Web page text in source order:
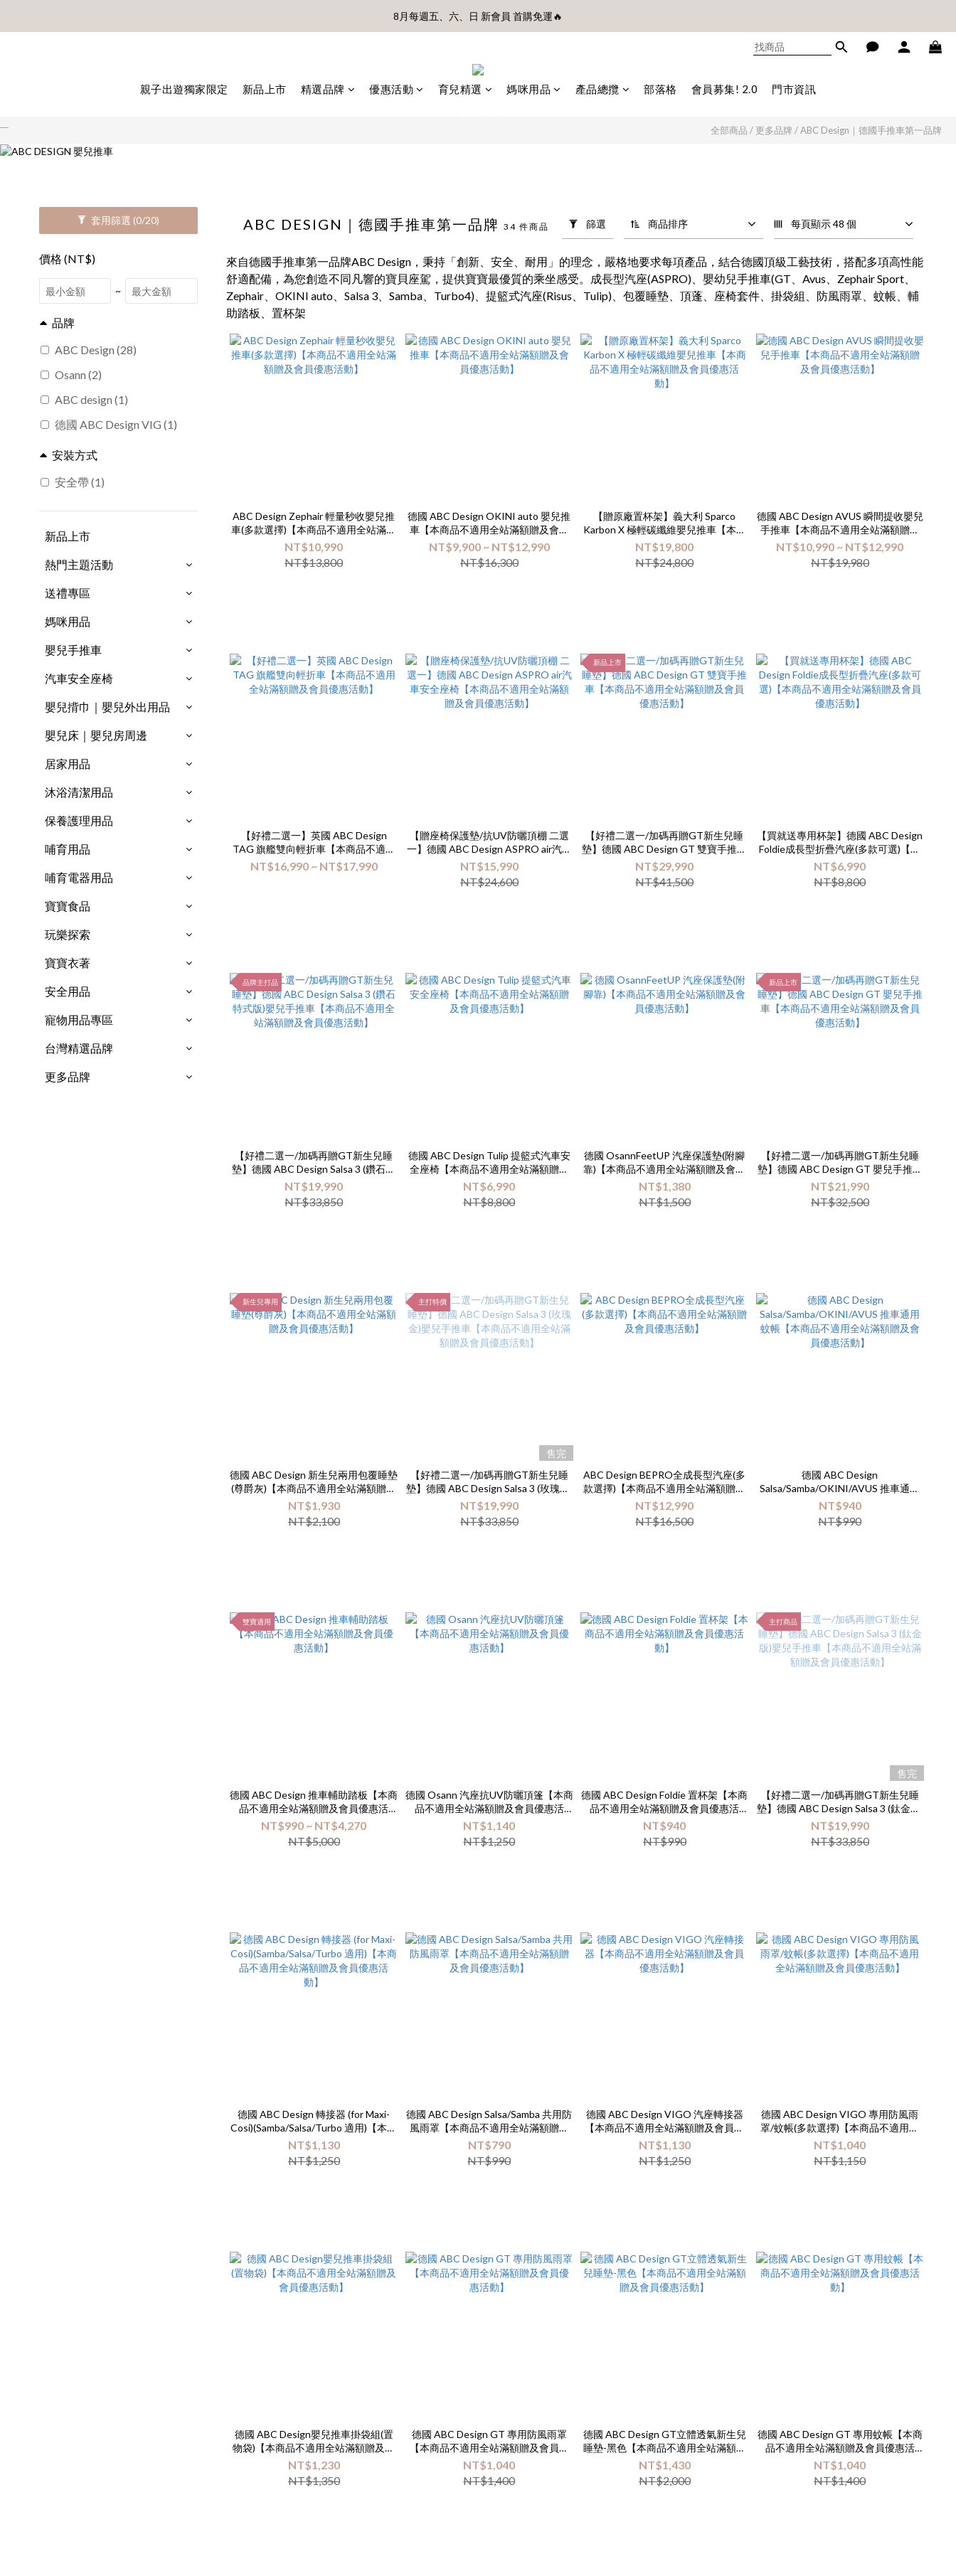
🎊8月底前、首購滿$3500贈UBMOM透明防水提袋 滿$6500贈Disney輕量摺疊椅(不累贈)🎊
🎊8月底前、首購滿$3500贈UBMOM透明防水提袋 滿$6500贈Disney輕量摺疊椅(不累贈)🎊
親子出遊獨家限定 新品上市 精選品牌 優惠活動 育兒精選 媽咪用品 產品總攬 部落格 會員募集! 2.0 門市資訊
全部商品 /更多品牌 /ABC Design｜德國手推車第一品牌
套用篩選 (0/20)
價格 (NT$)
~
品牌
ABC Design (28)
Osann (2)
ABC design (1)
德國 ABC Design VIG (1)
安裝方式
安全帶 (1)
新品上市
熱門主題活動
送禮專區
媽咪用品
嬰兒手推車
汽車安全座椅
嬰兒揹巾｜嬰兒外出用品
嬰兒床｜嬰兒房周邊
居家用品
沐浴清潔用品
保養護理用品
哺育用品
哺育電器用品
寶寶食品
玩樂探索
寶寶衣著
安全用品
寵物用品專區
台灣精選品牌
更多品牌
ABC DESIGN｜德國手推車第一品牌 34 件商品 篩選 商品排序 每頁顯示 48 個
來自德國手推車第一品牌ABC Design，秉持「創新、安全、耐用」的理念，嚴格地要求每項產品，結合德國頂級工藝技術，搭配多項高性能
舒適配備，為您創造不同凡響的寶貝座駕，提供寶寶最優質的乘坐感受。
成長型汽座(ASPRO)、嬰幼兒手推車(GT、Avus、Zephair Sport、
Zephair、OKINI auto、Salsa 3、Samba、Turbo4)、提籃式汽座(Risus、Tulip)、包覆睡墊、頂蓬、座椅套件、掛袋組、防風雨罩、蚊帳、輔
助踏板、置杯架
ABC Design Zephair 輕量秒收嬰兒推
車(多款選擇)【本商品不適用全站滿額
贈及會員優惠活動】
NT$10,990
NT$13,800
德國 ABC Design OKINI auto 嬰兒推
車【本商品不適用全站滿額贈及會員
優惠活動】
NT$9,900 ~ NT$12,990
NT$16,300
【贈原廠置杯架】義大利 Sparco
Karbon X 極輕碳纖維嬰兒推車【本商
品不適用全站滿額贈及會員優惠活
動】
NT$19,800
NT$24,800
德國 ABC Design AVUS 瞬間提收嬰兒
手推車【本商品不適用全站滿額贈及
會員優惠活動】
NT$10,990 ~ NT$12,990
NT$19,980
【好禮二選一】英國 ABC Design
TAG 旗艦雙向輕折車【本商品不適用
全站滿額贈及會員優惠活動】
NT$16,990 ~ NT$17,990
【贈座椅保護墊/抗UV防曬頂棚 二選
一】德國 ABC Design ASPRO air汽車
安全座椅【本商品不適用全站滿額贈
及會員優惠活動】
NT$15,990
NT$24,600
新品上市
【好禮二選一/加碼再贈GT新生兒睡
墊】德國 ABC Design GT 雙寶手推車
【本商品不適用全站滿額贈及會員優
惠活動】
NT$29,990
NT$41,500
【買就送專用杯架】德國 ABC Design
Foldie成長型折疊汽座(多款可選)【本
商品不適用全站滿額贈及會員優惠活
動】
NT$6,990
NT$8,800
品牌主打品
【好禮二選一/加碼再贈GT新生兒睡
墊】德國 ABC Design Salsa 3 (鑽石特
式版)嬰兒手推車【本商品不適用全站
滿額贈及會員優惠活動】
NT$19,990
NT$33,850
德國 ABC Design Tulip 提籃式汽車安
全座椅【本商品不適用全站滿額贈及
會員優惠活動】
NT$6,990
NT$8,800
德國 OsannFeetUP 汽座保護墊(附腳
靠)【本商品不適用全站滿額贈及會員
優惠活動】
NT$1,380
NT$1,500
新品上市
【好禮二選一/加碼再贈GT新生兒睡
墊】德國 ABC Design GT 嬰兒手推車
【本商品不適用全站滿額贈及會員優
惠活動】
NT$21,990
NT$32,500
新生兒專用
德國 ABC Design 新生兒兩用包覆睡墊
(尊爵灰)【本商品不適用全站滿額贈及
會員優惠活動】
NT$1,930
NT$2,100
主打特價
售完
【好禮二選一/加碼再贈GT新生兒睡
墊】德國 ABC Design Salsa 3 (玫瑰金)
嬰兒手推車【本商品不適用全站滿額
贈及會員優惠活動】
NT$19,990
NT$33,850
ABC Design BEPRO全成長型汽座(多
款選擇)【本商品不適用全站滿額贈及
會員優惠活動】
NT$12,990
NT$16,500
德國 ABC Design
Salsa/Samba/OKINI/AVUS 推車通用
蚊帳【本商品不適用全站滿額贈及會
員優惠活動】
NT$940
NT$990
雙寶適用
德國 ABC Design 推車輔助踏板【本商
品不適用全站滿額贈及會員優惠活
動】
NT$990 ~ NT$4,270
NT$5,000
德國 Osann 汽座抗UV防曬頂篷【本商
品不適用全站滿額贈及會員優惠活
動】
NT$1,140
NT$1,250
德國 ABC Design Foldie 置杯架【本商
品不適用全站滿額贈及會員優惠活
動】
NT$940
NT$990
主打商品
售完
【好禮二選一/加碼再贈GT新生兒睡
墊】德國 ABC Design Salsa 3 (鈦金版)
嬰兒手推車【本商品不適用全站滿額
贈及會員優惠活動】
NT$19,990
NT$33,850
德國 ABC Design 轉接器 (for Maxi-
Cosi)(Samba/Salsa/Turbo 適用)【本商
品不適用全站滿額贈及會員優惠活
動】
NT$1,130
NT$1,250
德國 ABC Design Salsa/Samba 共用防
風雨罩【本商品不適用全站滿額贈及
會員優惠活動】
NT$790
NT$990
德國 ABC Design VIGO 汽座轉接器
【本商品不適用全站滿額贈及會員優
惠活動】
NT$1,130
NT$1,250
德國 ABC Design VIGO 專用防風雨
罩/蚊帳(多款選擇)【本商品不適用全
站滿額贈及會員優惠活動】
NT$1,040
NT$1,150
德國 ABC Design嬰兒推車掛袋組(置
物袋)【本商品不適用全站滿額贈及會
員優惠活動】
NT$1,230
NT$1,350
德國 ABC Design GT 專用防風雨罩
【本商品不適用全站滿額贈及會員優
惠活動】
NT$1,040
NT$1,400
德國 ABC Design GT立體透氣新生兒
睡墊-黑色【本商品不適用全站滿額贈
及會員優惠活動】
NT$1,430
NT$2,000
德國 ABC Design GT 專用蚊帳【本商
品不適用全站滿額贈及會員優惠活
動】
NT$1,040
NT$1,400